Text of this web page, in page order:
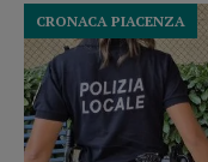
CRONACA PIACENZA